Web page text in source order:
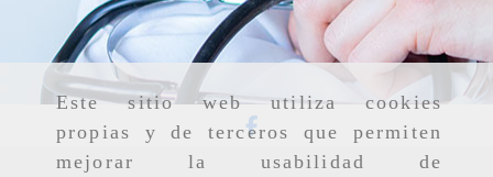
Este sitio web utiliza cookies
propias y de terceros que permiten
mejorar la usabilidad de